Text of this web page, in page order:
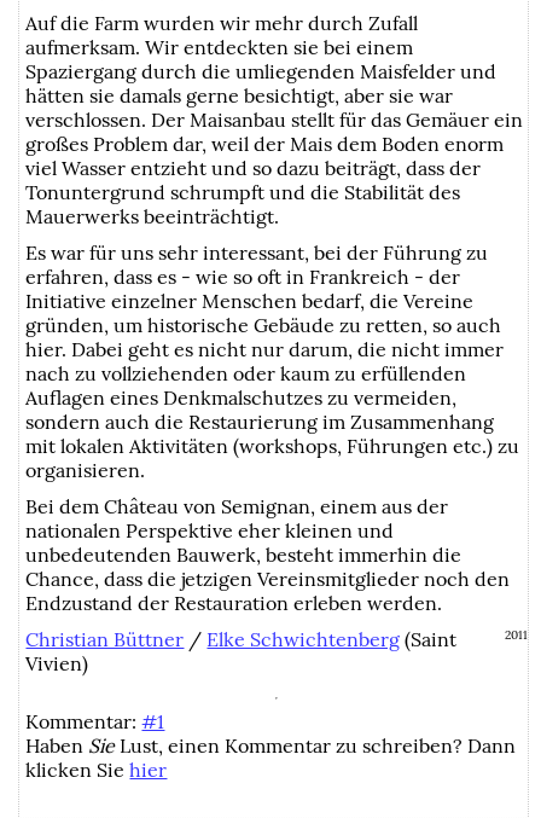
Auf die Farm wurden wir mehr durch Zufall
aufmerksam. Wir entdeckten sie bei einem
Spaziergang durch die umliegenden Maisfelder und
hätten sie damals gerne besichtigt, aber sie war
verschlossen. Der Maisanbau stellt für das Gemäuer ein
großes Problem dar, weil der Mais dem Boden enorm
viel Wasser entzieht und so dazu beiträgt, dass der
Tonuntergrund schrumpft und die Stabilität des
Mauerwerks beeinträchtigt.
Es war für uns sehr interessant, bei der Führung zu
erfahren, dass es - wie so oft in Frankreich - der
Initiative einzelner Menschen bedarf, die Vereine
gründen, um historische Gebäude zu retten, so auch
hier. Dabei geht es nicht nur darum, die nicht immer
nach zu vollziehenden oder kaum zu erfüllenden
Auflagen eines Denkmalschutzes zu vermeiden,
sondern auch die Restaurierung im Zusammenhang
mit lokalen Aktivitäten (workshops, Führungen etc.) zu
organisieren.
Bei dem Château von Semignan, einem aus der
nationalen Perspektive eher kleinen und
unbedeutenden Bauwerk, besteht immerhin die
Chance, dass die jetzigen Vereinsmitglieder noch den
Endzustand der Restauration erleben werden.
2011
Christian Büttner / Elke Schwichtenberg (Saint
Vivien)
Kommentar:#1
Haben SieLust, einen Kommentar zu schreiben? Dann
klicken Siehier